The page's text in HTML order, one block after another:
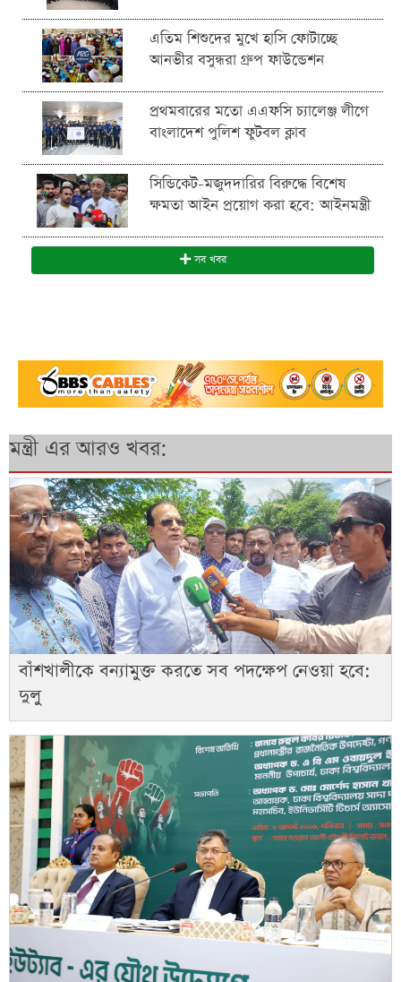
এতিম শিশুদের মুখে হাসি ফোটাচ্ছে
আনভীর বসুন্ধরা গ্রুপ ফাউন্ডেশন
প্রথমবারের মতো এএফসি চ্যালেঞ্জ লীগে
বাংলাদেশ পুলিশ ফুটবল ক্লাব
সিন্ডিকেট-মজুদদারির বিরুদ্ধে বিশেষ
ক্ষমতা আইন প্রয়োগ করা হবে: আইনমন্ত্রী
সব খবর
মন্ত্রী এর আরও খবর:
বাঁশখালীকে বন্যামুক্ত করতে সব পদক্ষেপ নেওয়া হবে:
দুলু